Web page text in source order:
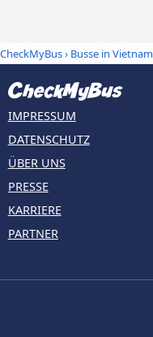
CheckMyBus› Busse in Vietnam
IMPRESSUM
DATENSCHUTZ
ÜBER UNS
PRESSE
KARRIERE
PARTNER